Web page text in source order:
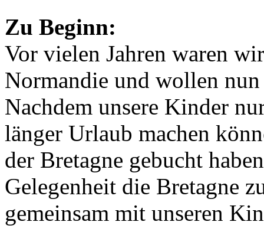
Zu Beginn:
Vor vielen Jahren waren
Normandie und wollen
Nachdem unsere Kinder
länger Urlaub machen
der Bretagne gebucht
Gelegenheit die Bretagne
gemeinsam mit unseren